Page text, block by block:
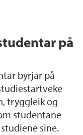
på
byrjar på
tryggleik og
studentane
sine.